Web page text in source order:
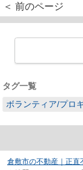
＜ 前のページ
タグ一覧
ボランティア/プロ
倉敷市の不動産｜正直